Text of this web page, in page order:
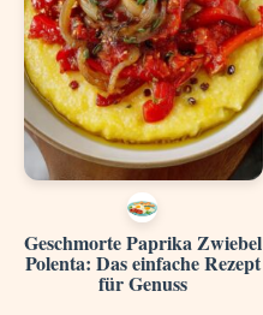
Geschmorte Paprika Zwiebel
Polenta: Das einfache Rezept
für Genuss